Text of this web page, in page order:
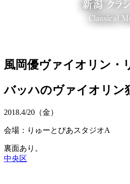
風岡優ヴァイオリン・
バッハのヴァイオリン
2018.4/20 （金）
会場：りゅーとぴあスタジオA
裏面あり。
中央区